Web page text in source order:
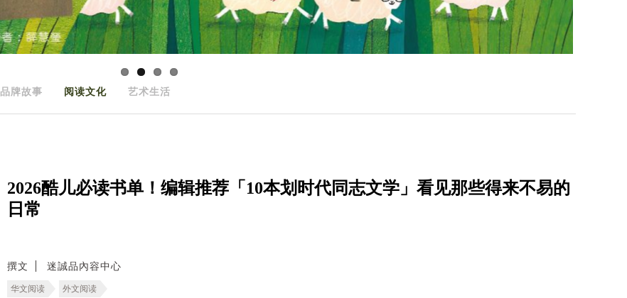
品牌故事 阅读文化 艺术生活
2026酷儿必读书单！编辑推荐「10本划时代同志文学」看见那些得来不易的
日常
撰文 迷誠品內容中心
华文阅读 外文阅读